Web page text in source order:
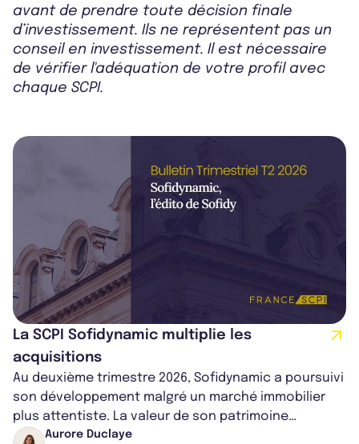
avant de prendre toute décision finale
d’investissement. Ils ne représentent pas un
conseil en investissement. Il est nécessaire
de vérifier l'adéquation de votre profil avec
chaque SCPI.
La SCPI Sofidynamic multiplie les
acquisitions
Au deuxième trimestre 2026, Sofidynamic a poursuivi
son développement malgré un marché immobilier
plus attentiste. La valeur de son patrimoine
progresse de 3,8% à périmètre constan...
Aurore Duclaye